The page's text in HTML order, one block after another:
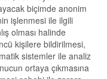
biçimde anonim
işlenmesi ile ilgili
olması halinde
kişilere bildirilmesi,
sistemler ile analiz
ortaya çıkmasına